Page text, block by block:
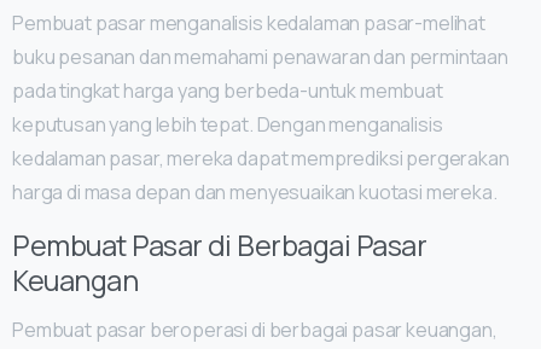
Pembuat pasar menganalisis kedalaman pasar-melihat
buku pesanan dan memahami penawaran dan permintaan
pada tingkat harga yang berbeda-untuk membuat
keputusan yang lebih tepat. Dengan menganalisis
kedalaman pasar, mereka dapat memprediksi pergerakan
harga di masa depan dan menyesuaikan kuotasi mereka.
Pembuat Pasar di Berbagai Pasar
Keuangan
Pembuat pasar beroperasi di berbagai pasar keuangan,